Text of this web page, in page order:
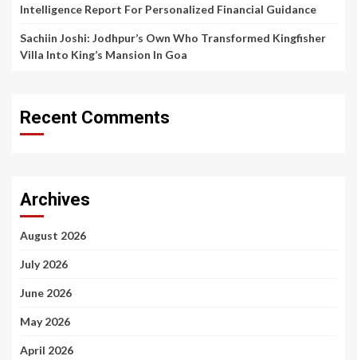
Intelligence Report For Personalized Financial Guidance
Sachiin Joshi: Jodhpur’s Own Who Transformed Kingfisher
Villa Into King’s Mansion In Goa
Recent Comments
Archives
August 2026
July 2026
June 2026
May 2026
April 2026